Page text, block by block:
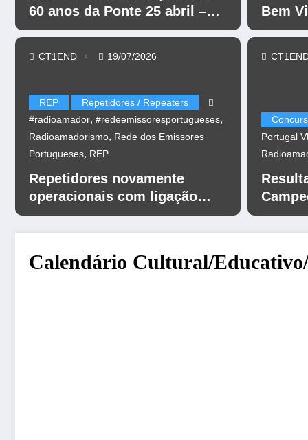
60 anos da Ponte 25 abril –
CR60A
REP
Repetidores / Repeaters
#radioamador, #redeemissoresportugueses,
Radioamadorismo, Rede dos Emissores
Portugueses, REP
Repetidores novamente
operacionais com ligação
EchoLink
CT1END 19/07/2026
Bem
Portugal
UHF
Calendário Cultural/